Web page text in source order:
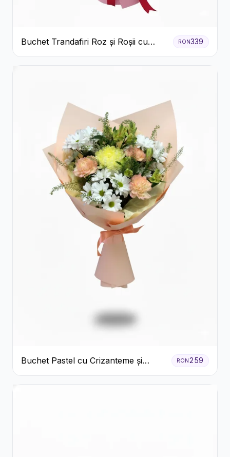
Buchet Trandafiri Roz și Roșii cu
Eucalipt și Gypsophila
RON339
Buchet Pastel cu Crizanteme și
Garoafe
RON259